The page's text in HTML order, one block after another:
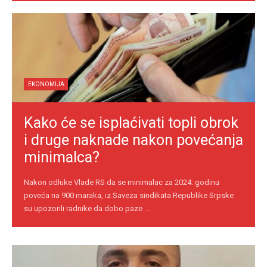
EKONOMIJA
Kako će se isplaćivati topli obrok
i druge naknade nakon povećanja
minimalca?
Nakon odluke Vlade RS da se minimalac za 2024. godinu
poveća na 900 maraka, iz Saveza sindikata Republike Srpske
su upozorili radnike da dobo paze ...